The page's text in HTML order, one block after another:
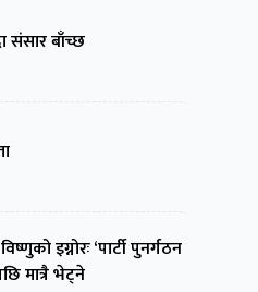
संसार बाँच्छ
इग्नोरः ‘पार्टी पुनर्गठन
मात्रै भेट्ने